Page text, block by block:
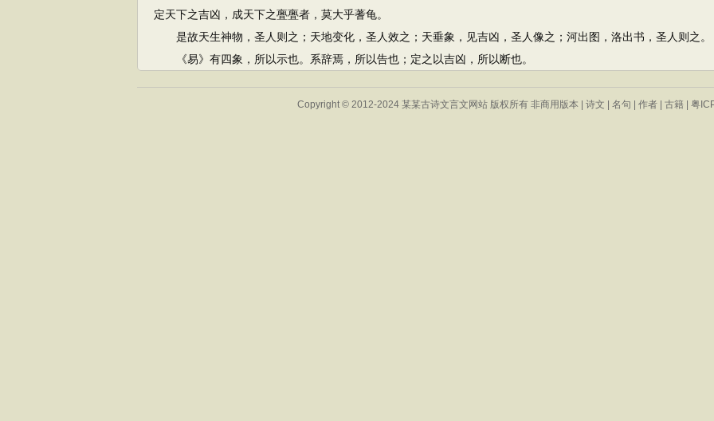
定天下之吉凶，成天下之亹亹者，莫大乎蓍龟。
是故天生神物，圣人则之；天地变化，圣人效之；天垂象，见吉凶，圣人像之；河出图，洛出书，圣人则之。
《易》有四象，所以示也。系辞焉，所以告也；定之以吉凶，所以断也。
Copyright © 2012-2024 某某古诗文言文网站 版权所有 非商用版本 | 诗文 名句 作者 古籍 粤